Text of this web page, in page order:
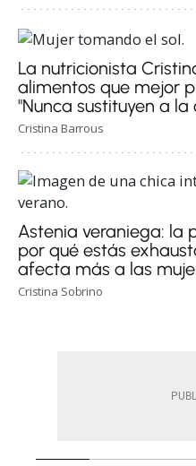
La nutricionista
alimentos que mejor
"Nunca sustituyen a la
Cristina Barrous
Astenia veraniega: la
por qué estás
afecta más a las
Cristina Sobrino